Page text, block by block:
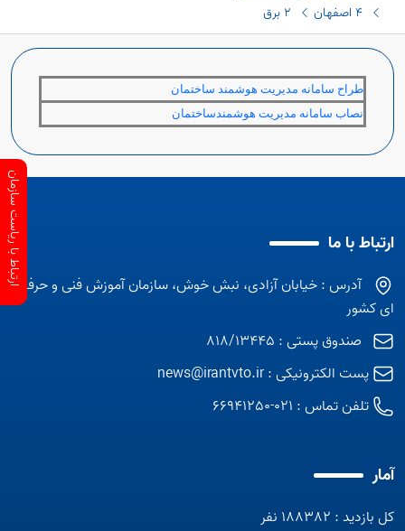
٤ اصفهان
٢ برق
طراح سامانه مديريت هوشمند ساختمان
نصاب سامانه مديريت هوشمندساختمان
ارتباط با ما
آدرس : خیابان آزادی، نبش خوش، سازمان آموزش فنی و حرفه
ای کشور
صندوق پستی : 818/13445
پست الکترونیکی :news@irantvto.ir
تلفن تماس : 021-66941250
آمار
کل بازدید : 188382 نفر
ارتباط با ریاست سازمان